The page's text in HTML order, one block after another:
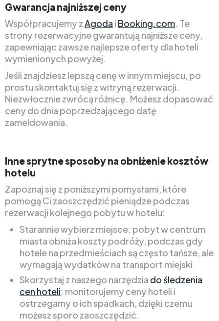
Gwarancja najniższej ceny
Współpracujemy zAgoda i Booking.com. Te
strony rezerwacyjne gwarantują najniższe ceny,
zapewniając zawsze najlepsze oferty dla hoteli
wymienionych powyżej.
Jeśli znajdziesz lepszą cenę w innym miejscu, po
prostu skontaktuj się z witryną rezerwacji.
Niezwłocznie zwrócą różnicę. Możesz dopasować
ceny do dnia poprzedzającego datę
zameldowania.
Inne sprytne sposoby na obniżenie kosztów
hotelu
Zapoznaj się z poniższymi pomysłami, które
pomogą Ci zaoszczędzić pieniądze podczas
rezerwacji kolejnego pobytu w hotelu:
Starannie wybierz miejsce: pobyt w centrum
miasta obniża koszty podróży, podczas gdy
hotele na przedmieściach są często tańsze, ale
wymagają wydatków na transport miejski
Skorzystaj z naszego narzędzia do śledzenia
cen hoteli: monitorujemy ceny hoteli i
ostrzegamy o ich spadkach, dzięki czemu
możesz sporo zaoszczędzić.